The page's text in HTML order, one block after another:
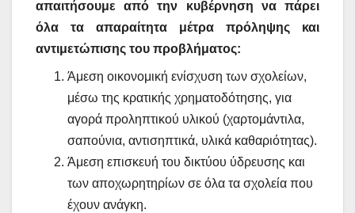
απαιτήσουμε από την κυβέρνηση να πάρει
όλα τα απαραίτητα μέτρα πρόληψης και
αντιμετώπισης του προβλήματος:
Άμεση οικονομική ενίσχυση των σχολείων,
μέσω της κρατικής χρηματοδότησης, για
αγορά προληπτικού υλικού (χαρτομάντιλα,
σαπούνια, αντισηπτικά, υλικά καθαριότητας).
Άμεση επισκευή του δικτύου ύδρευσης και
των αποχωρητηρίων σε όλα τα σχολεία που
έχουν ανάγκη.